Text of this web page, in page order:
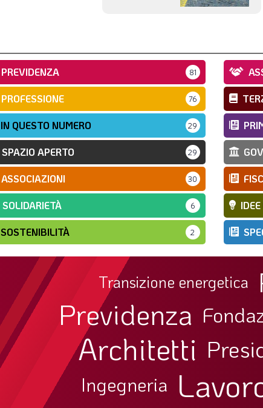
PREVIDENZA 81
PROFESSIONE 76
IN QUESTO NUMERO 29
SPAZIO APERTO 29
ASSOCIAZIONI 30
SOLIDARIETÀ 6
SOSTENIBILITÀ 2
Transizione energetica
Previdenza
Architetti
Ingegneria